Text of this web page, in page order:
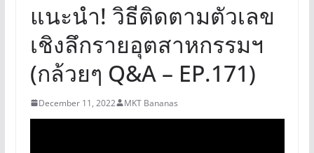
แนะนำ! วิธีติดตามตัวเลข
เชิงลึกรายอุตสาหกรรมฯ
(กล้วยๆ Q&A – EP.171)
December 11, 2022 MKT Bananas